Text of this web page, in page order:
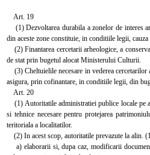
Art. 19
(1) Dezvoltarea durabila a zonelor de interes
din aceste zone constituie, in conditiile legii,
(2) Finantarea cercetarii arheologice, a
de stat prin bugetul alocat Ministerului Culturii.
(3) Cheltuielile necesare in vederea
asigura, prin cofinantare, in conditiile legii, din
Art. 20
(1) Autoritatile administratiei publice locale pe
si tehnice necesare pentru protejarea
teritoriala a localitatilor.
(2) In acest scop, autoritatile prevazute la alin.
a) elaborarii si, dupa caz, modificarii